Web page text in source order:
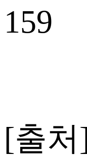
159
[출